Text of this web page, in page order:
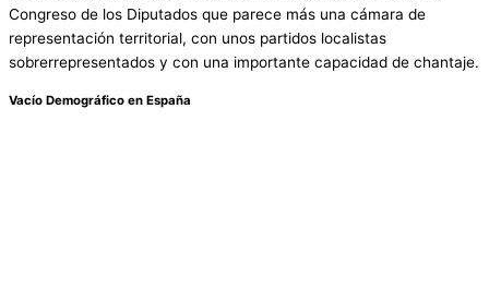
Congreso de los Diputados que parece más una cámara de
representación territorial, con unos partidos localistas
sobrerrepresentados y con una importante capacidad de chantaje.
Vacío Demográfico en España